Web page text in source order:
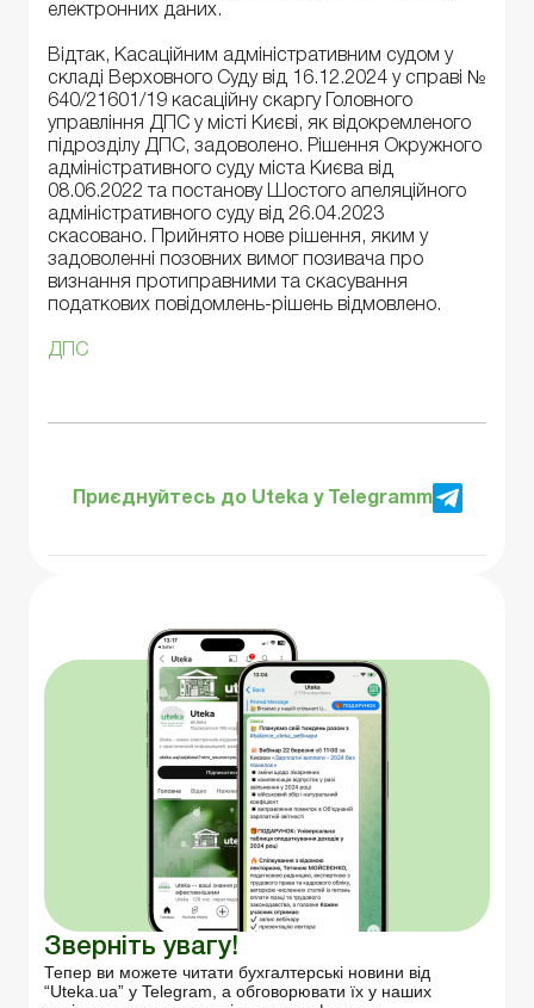
електронних даних.
Відтак, Касаційним адміністративним судом у
складі Верховного Суду від 16.12.2024 у справі №
640/21601/19 касаційну скаргу Головного
управління ДПС у місті Києві, як відокремленого
підрозділу ДПС, задоволено. Рішення Окружного
адміністративного суду міста Києва від
08.06.2022 та постанову Шостого апеляційного
адміністративного суду від 26.04.2023
скасовано. Прийнято нове рішення, яким у
задоволенні позовних вимог позивача про
визнання протиправними та скасування
податкових повідомлень-рішень відмовлено.
ДПС
Приєднуйтесь до Uteka у Telegramm
Зверніть увагу!
Тепер ви можете читати бухгалтерські новини від
“Uteka.ua” у Telegram, а обговорювати їх у наших